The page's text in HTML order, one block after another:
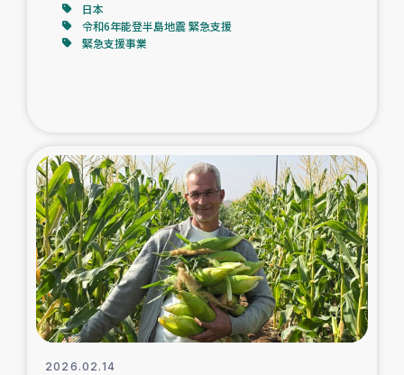
日本
令和6年能登半島地震 緊急支援
緊急支援事業
2026.02.14